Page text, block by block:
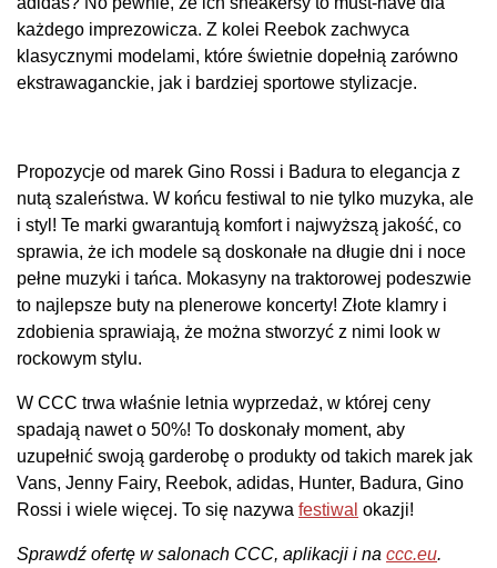
każdego imprezowicza. Z kolei Reebok zachwyca
klasycznymi modelami, które świetnie dopełnią zarówno
ekstrawaganckie, jak i bardziej sportowe stylizacje.
Propozycje od marek Gino Rossi i Badura to elegancja z
nutą szaleństwa. W końcu festiwal to nie tylko muzyka, ale
i styl! Te marki gwarantują komfort i najwyższą jakość, co
sprawia, że ich modele są doskonałe na długie dni i noce
pełne muzyki i tańca. Mokasyny na traktorowej podeszwie
to najlepsze buty na plenerowe koncerty! Złote klamry i
zdobienia sprawiają, że można stworzyć z nimi look w
rockowym stylu.
W CCC trwa właśnie letnia wyprzedaż, w której ceny
spadają nawet o 50%! To doskonały moment, aby
uzupełnić swoją garderobę o produkty od takich marek jak
Vans, Jenny Fairy, Reebok, adidas, Hunter, Badura, Gino
Rossi i wiele więcej. To się nazywa festiwal okazji!
Sprawdź ofertę w salonach CCC, aplikacji i na ccc.eu.